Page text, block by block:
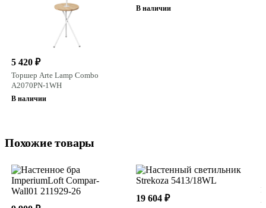
5 420 ₽
Торшер Arte Lamp Combo
A2070PN-1WH
В наличии
В наличии
Похожие товары
19 604 ₽